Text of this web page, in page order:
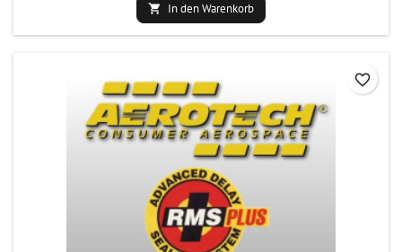
 In den Warenkorb
favorite_border